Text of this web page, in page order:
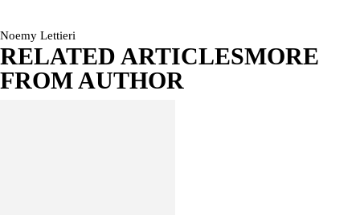
Noemy Lettieri
RELATED ARTICLESMORE
FROM AUTHOR